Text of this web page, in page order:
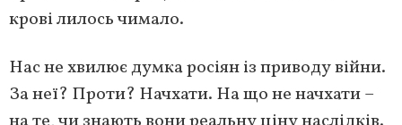
крові лилось чимало.
Нас не хвилює думка росіян із приводу війни.
За неї? Проти? Начхати. На що не начхати –